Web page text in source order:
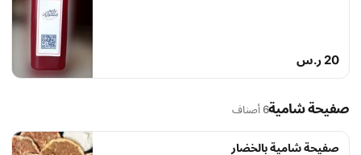
20 ر.س
صفيحة شامية6 أصناف
صفيحة شامية بالخضار